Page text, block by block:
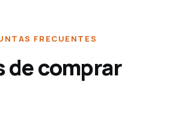
FRECUENTES
de comprar